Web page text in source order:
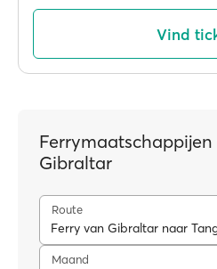
Vind
Gibraltar
Route
Ferry van Gibraltar naar
Maand